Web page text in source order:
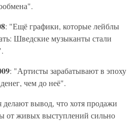
: "Ещё графики, которые лейблы
Шведские музыканты стали
: "Артисты зарабатывают в эпоху
чем до неё".
делают вывод, что хотя продажи
от живых выступлений сильно